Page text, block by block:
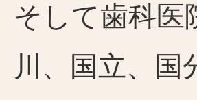
そして歯科医
川、国立、国